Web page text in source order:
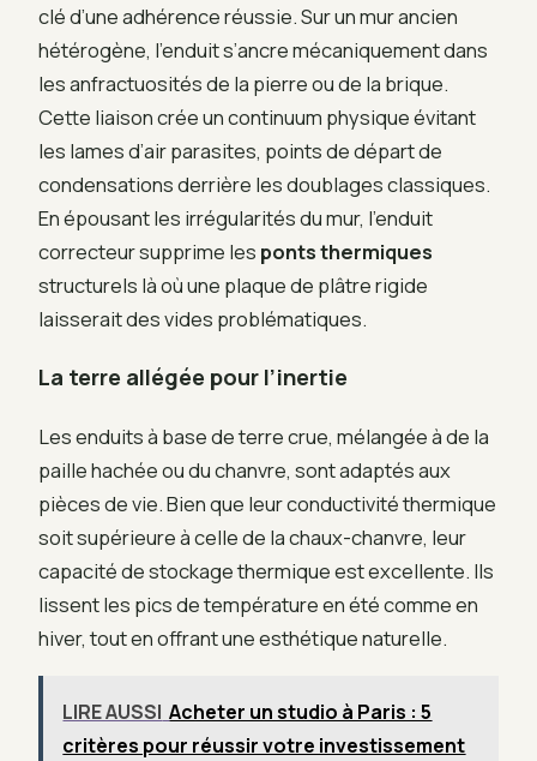
clé d’une adhérence réussie. Sur un mur ancien
hétérogène, l’enduit s’ancre mécaniquement dans
les anfractuosités de la pierre ou de la brique.
Cette liaison crée un continuum physique évitant
les lames d’air parasites, points de départ de
condensations derrière les doublages classiques.
En épousant les irrégularités du mur, l’enduit
correcteur supprime les ponts thermiques
structurels là où une plaque de plâtre rigide
laisserait des vides problématiques.
La terre allégée pour l’inertie
Les enduits à base de terre crue, mélangée à de la
paille hachée ou du chanvre, sont adaptés aux
pièces de vie. Bien que leur conductivité thermique
soit supérieure à celle de la chaux-chanvre, leur
capacité de stockage thermique est excellente. Ils
lissent les pics de température en été comme en
hiver, tout en offrant une esthétique naturelle.
LIRE AUSSI Acheter un studio à Paris : 5
critères pour réussir votre investissement